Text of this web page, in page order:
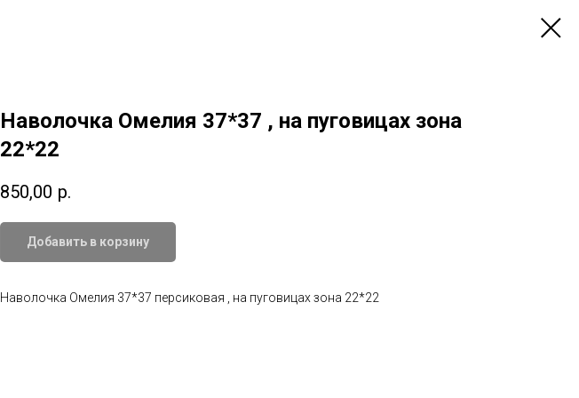
Наволочка Омелия 37*37 , на пуговицах зона
22*22
850,00 р.
Добавить в корзину
Наволочка Омелия 37*37 персиковая , на пуговицах зона 22*22